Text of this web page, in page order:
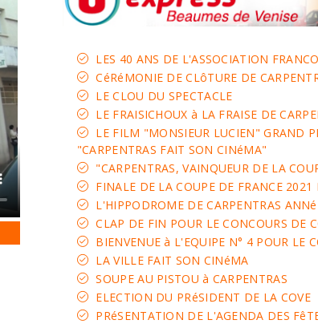
LES 40 ANS DE L'ASSOCIATION
CéRéMONIE DE CLôTURE DE
LE CLOU DU SPECTACLE
LE FRAISICHOUX à LA FRAISE DE
LE FILM "MONSIEUR LUCIEN" GRAND
"CARPENTRAS FAIT SON CINéMA"
"CARPENTRAS, VAINQUEUR DE LA
FINALE DE LA COUPE DE FRANCE
L'HIPPODROME DE CARPENTRAS
CLAP DE FIN POUR LE CONCOURS DE
BIENVENUE à L'EQUIPE N° 4 POUR LE
LA VILLE FAIT SON CINéMA
SOUPE AU PISTOU à CARPENTRAS
ELECTION DU PRéSIDENT DE LA COVE
PRéSENTATION DE L'AGENDA DES